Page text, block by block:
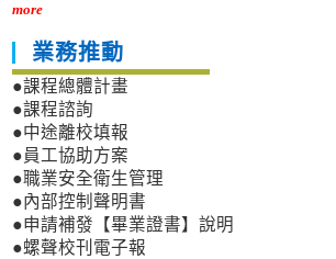
more
業務推動
●課程總體計畫
●課程諮詢
●中途離校填報
●員工協助方案
●職業安全衛生管理
●內部控制聲明書
●申請補發【畢業證書】說明
●螺聲校刊電子報